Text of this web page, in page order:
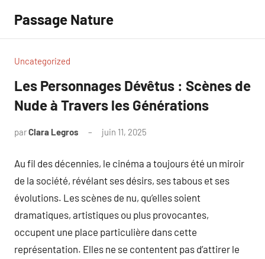
contenu
Passage Nature
Uncategorized
Les Personnages Dévêtus : Scènes de
Nude à Travers les Générations
parClara Legros juin 11, 2025
Au fil des décennies, le cinéma a toujours été un miroir
de la société, révélant ses désirs, ses tabous et ses
évolutions. Les scènes de nu, qu’elles soient
dramatiques, artistiques ou plus provocantes,
occupent une place particulière dans cette
représentation. Elles ne se contentent pas d’attirer le